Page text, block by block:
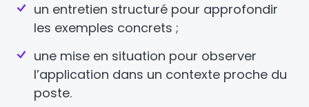
un entretien structuré pour approfondir
les exemples concrets ;
une mise en situation pour observer
l’application dans un contexte proche du
poste.